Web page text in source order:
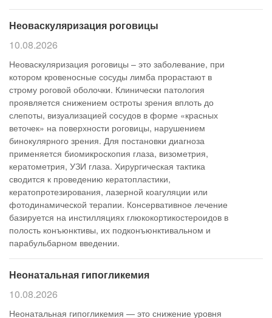
Неоваскуляризация роговицы
10.08.2026
Неоваскуляризация роговицы – это заболевание, при
котором кровеносные сосуды лимба прорастают в
строму роговой оболочки. Клинически патология
проявляется снижением остроты зрения вплоть до
слепоты, визуализацией сосудов в форме «красных
веточек» на поверхности роговицы, нарушением
бинокулярного зрения. Для постановки диагноза
применяется биомикроскопия глаза, визометрия,
кератометрия, УЗИ глаза. Хирургическая тактика
сводится к проведению кератопластики,
кератопротезирования, лазерной коагуляции или
фотодинамической терапии. Консервативное лечение
базируется на инстилляциях глюкокортикостероидов в
полость конъюнктивы, их подконъюнктивальном и
парабульбарном введении.
Неонатальная гипогликемия
10.08.2026
Неонатальная гипогликемия — это снижение уровня